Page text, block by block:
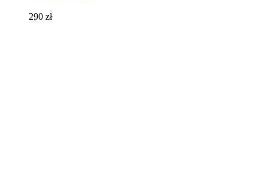
290 zł